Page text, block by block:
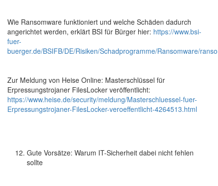
Wie Ransomware funktioniert und welche Schäden dadurch
angerichtet werden, erklärt BSI für Bürger hier: https://www.bsi-
fuer-
buerger.de/BSIFB/DE/Risiken/Schadprogramme/Ransomware/
Zur Meldung von Heise Online: Masterschlüssel für
Erpressungstrojaner FilesLocker veröffentlicht:
https://www.heise.de/security/meldung/Masterschluessel-fuer-
Erpressungstrojaner-FilesLocker-veroeffentlicht-4264513.html
Gute Vorsätze: Warum IT-Sicherheit dabei nicht fehlen
sollte